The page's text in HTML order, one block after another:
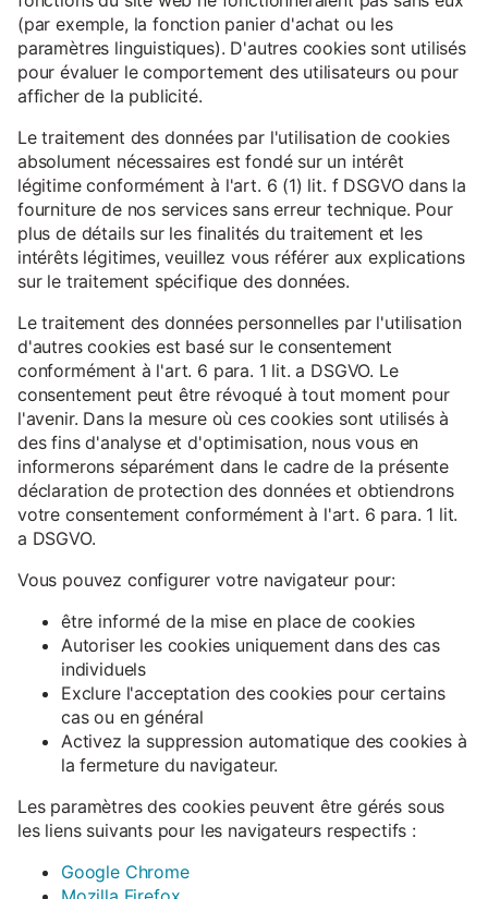
(par exemple, la fonction panier d'achat ou les
paramètres linguistiques). D'autres cookies sont utilisés
pour évaluer le comportement des utilisateurs ou pour
afficher de la publicité.
Le traitement des données par l'utilisation de cookies
absolument nécessaires est fondé sur un intérêt
légitime conformément à l'art. 6 (1) lit. f DSGVO dans la
fourniture de nos services sans erreur technique. Pour
plus de détails sur les finalités du traitement et les
intérêts légitimes, veuillez vous référer aux explications
sur le traitement spécifique des données.
Le traitement des données personnelles par l'utilisation
d'autres cookies est basé sur le consentement
conformément à l'art. 6 para. 1 lit. a DSGVO. Le
consentement peut être révoqué à tout moment pour
l'avenir. Dans la mesure où ces cookies sont utilisés à
des fins d'analyse et d'optimisation, nous vous en
informerons séparément dans le cadre de la présente
déclaration de protection des données et obtiendrons
votre consentement conformément à l'art. 6 para. 1 lit.
a DSGVO.
Vous pouvez configurer votre navigateur pour:
être informé de la mise en place de cookies
Autoriser les cookies uniquement dans des cas
individuels
Exclure l'acceptation des cookies pour certains
cas ou en général
Activez la suppression automatique des cookies à
la fermeture du navigateur.
Les paramètres des cookies peuvent être gérés sous
les liens suivants pour les navigateurs respectifs :
Google Chrome